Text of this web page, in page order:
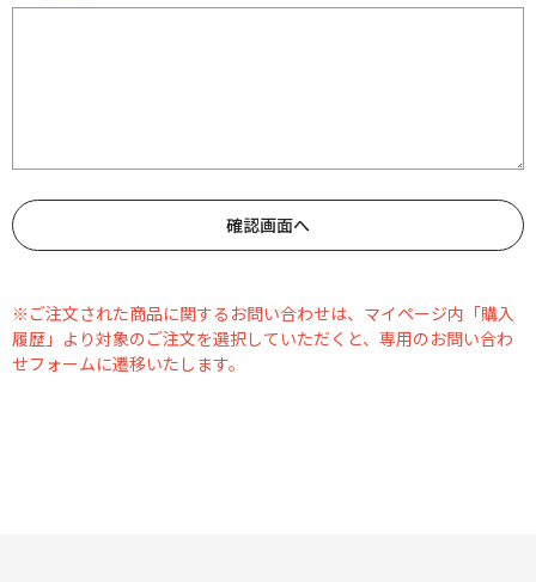
※ご注文された商品に関するお問い合わせは、マイページ内「購入
履歴」より対象のご注文を選択していただくと、専用のお問い合わ
せフォームに遷移いたします。